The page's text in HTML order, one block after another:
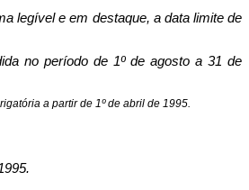
legível e em destaque, a data limite de
no período de 1º de agosto a 31 de
a partir de 1º de abril de 1995.